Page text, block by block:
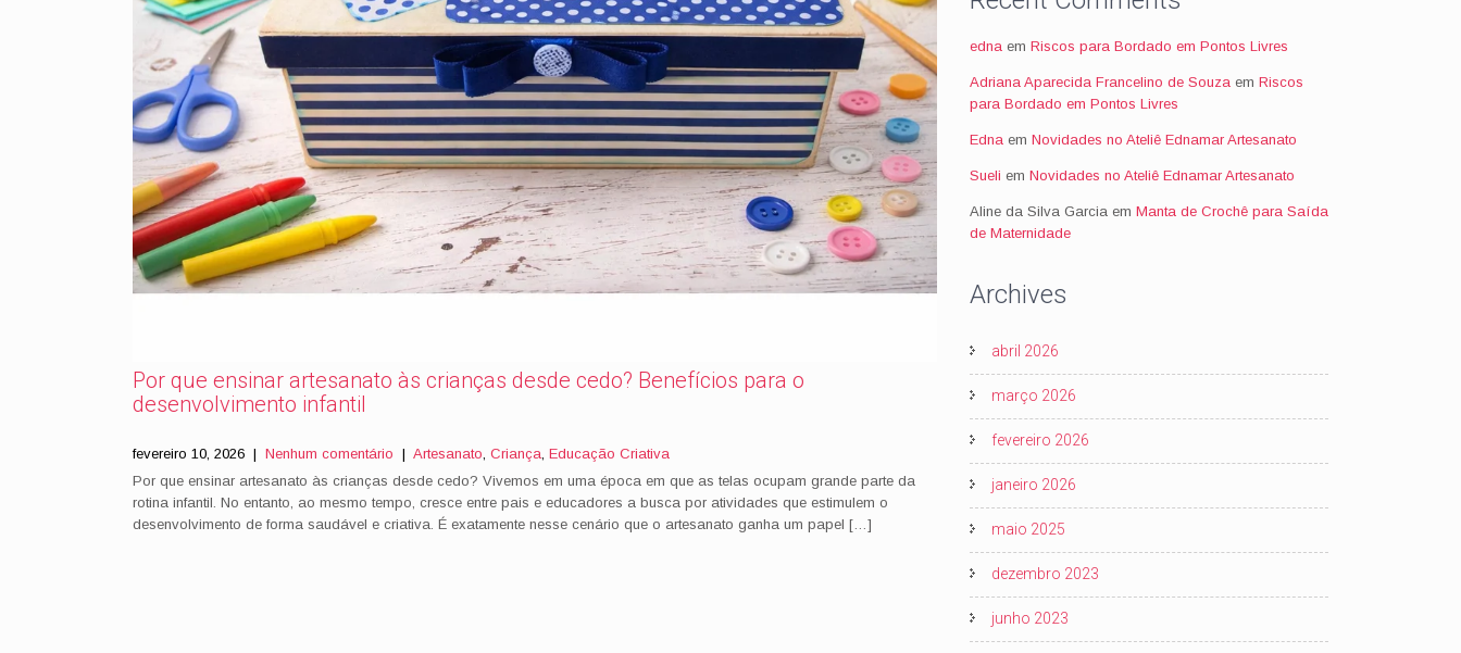
Por que ensinar artesanato às crianças desde cedo? Benefícios para o
desenvolvimento infantil
fevereiro 10, 2026 | Nenhum comentário | Artesanato, Criança, Educação Criativa
Por que ensinar artesanato às crianças desde cedo? Vivemos em uma época em que as telas ocupam grande parte da
rotina infantil. No entanto, ao mesmo tempo, cresce entre pais e educadores a busca por atividades que estimulem o
desenvolvimento de forma saudável e criativa. É exatamente nesse cenário que o artesanato ganha um papel […]
edna em Riscos para Bordado em Pontos Livres
Adriana Aparecida Francelino de Souza em Riscos
para Bordado em Pontos Livres
Edna em Novidades no Ateliê Ednamar Artesanato
Sueli em Novidades no Ateliê Ednamar Artesanato
Aline da Silva Garcia em Manta de Crochê para Saída
de Maternidade
Archives
abril 2026
março 2026
fevereiro 2026
janeiro 2026
maio 2025
dezembro 2023
junho 2023